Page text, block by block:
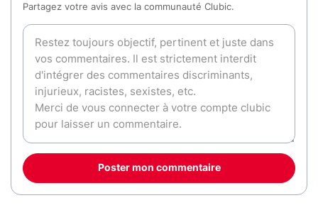
Partagez votre avis avec la communauté Clubic.
Poster mon commentaire